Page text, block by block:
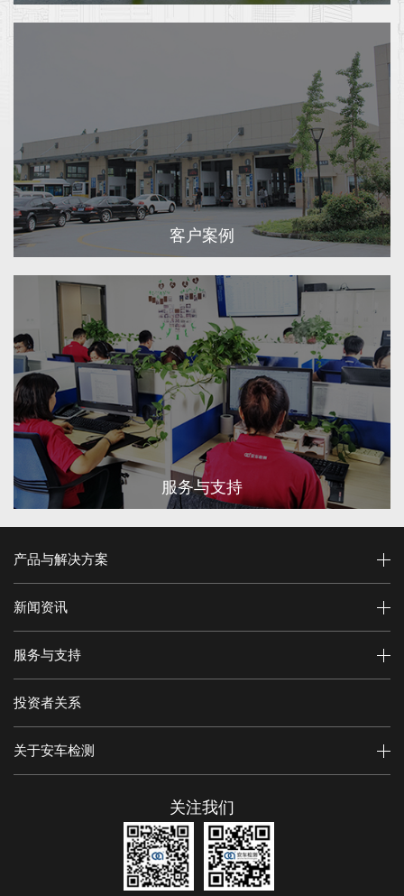
客户案例
服务与支持
产品与解决方案
新闻资讯
服务与支持
投资者关系
关于安车检测
关注我们